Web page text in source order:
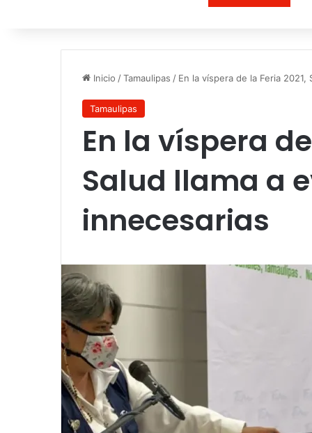
Inicio /Tamaulipas / En la víspera de la Feria
Tamaulipas
En la víspera
Salud llama a
innecesarias